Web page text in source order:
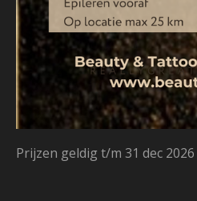
Prijzen geldig t/m 31 dec 2026